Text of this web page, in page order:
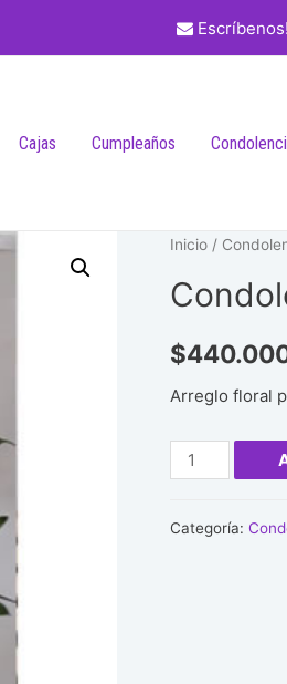
Cajas Cumpleaños
Inicio /
$
Arreglo floral
Condolencias
#36
Categoría: